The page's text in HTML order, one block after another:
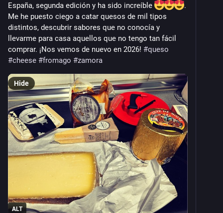
España, segunda edición y ha sido increíble
.
Me he puesto ciego a catar quesos de mil tipos
distintos, descubrir sabores que no conocía y
llevarme para casa aquellos que no tengo tan fácil
comprar. ¡Nos vemos de nuevo en 2026! #queso
#cheese #fromago #zamora
ALT
Hide